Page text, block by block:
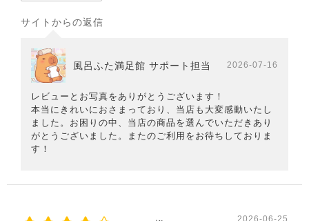
サイトからの返信
風呂ふた満足館 サポート担当 2026-07-16
レビューとお写真をありがとうございます！
本当にきれいにおさまっており、当店も大変感動いたし
ました。お困りの中、当店の商品を選んでいただきあり
がとうございました。またのご利用をお待ちしておりま
す！
2026-06-25